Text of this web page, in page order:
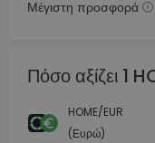
Μέγιστη προσφορά
Πόσο αξίζει 1
HOME/EUR
(Ευρώ)